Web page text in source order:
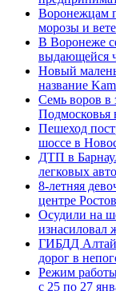
Воронежцам
морозы и
В Воронеже
выдающейся
Новый
название
Семь воров в
Подмосковья
Пешеход
шоссе в
ДТП в
легковых
8-летняя
центре
Осудили на
изнасиловал
ГИБДД
дорог в
Режим
с 25 по 27